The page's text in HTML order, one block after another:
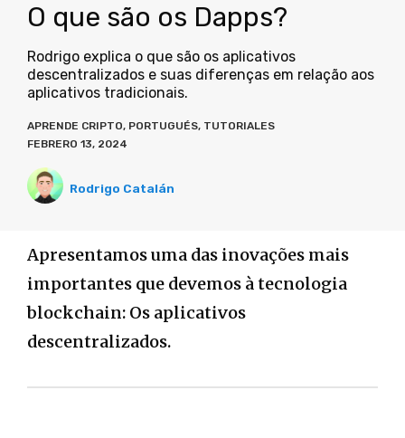
O que são os Dapps?
Rodrigo explica o que são os aplicativos
descentralizados e suas diferenças em relação aos
aplicativos tradicionais.
APRENDE CRIPTO, PORTUGUÉS, TUTORIALES
FEBRERO 13, 2024
Rodrigo Catalán
Apresentamos uma das inovações mais
importantes que devemos à tecnologia
blockchain: Os aplicativos
descentralizados.